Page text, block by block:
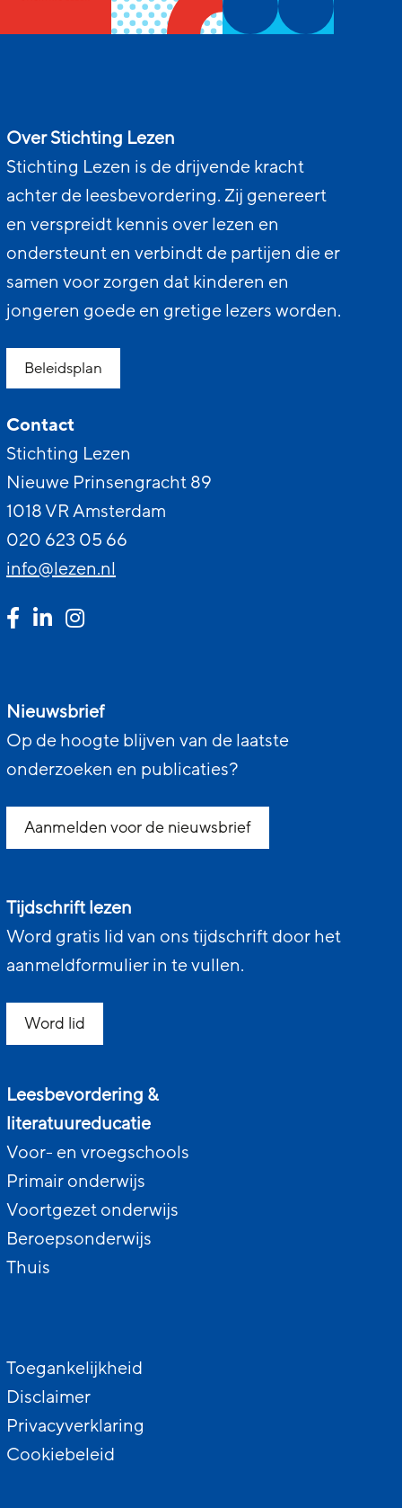
Over Stichting Lezen
Stichting Lezen is de drijvende kracht
achter de leesbevordering. Zij genereert
en verspreidt kennis over lezen en
ondersteunt en verbindt de partijen die er
samen voor zorgen dat kinderen en
jongeren goede en gretige lezers worden.
Beleidsplan
Contact
Stichting Lezen
Nieuwe Prinsengracht 89
1018 VR Amsterdam
020 623 05 66
info@lezen.nl
Nieuwsbrief
Op de hoogte blijven van de laatste
onderzoeken en publicaties?
Aanmelden voor de nieuwsbrief
Tijdschrift lezen
Word gratis lid van ons tijdschrift door het
aanmeldformulier in te vullen.
Word lid
Leesbevordering &
literatuureducatie
Voor- en vroegschools
Primair onderwijs
Voortgezet onderwijs
Beroepsonderwijs
Thuis
Toegankelijkheid
Disclaimer
Privacyverklaring
Cookiebeleid